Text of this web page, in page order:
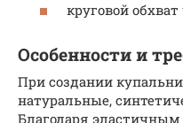
круговой
Особенности и
При создании
натуральные,
Благодаря